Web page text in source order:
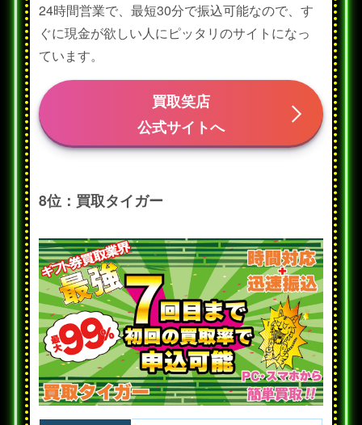
24時間営業で、最短30分で振込可能なので、す
ぐに現金が欲しい人にピッタリのサイトになっ
ています。
買取笑店
公式サイトへ
8位：買取タイガー